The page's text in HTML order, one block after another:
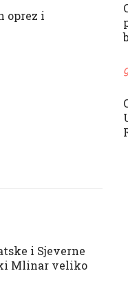
oprez i
i Sjeverne
Mlinar veliko